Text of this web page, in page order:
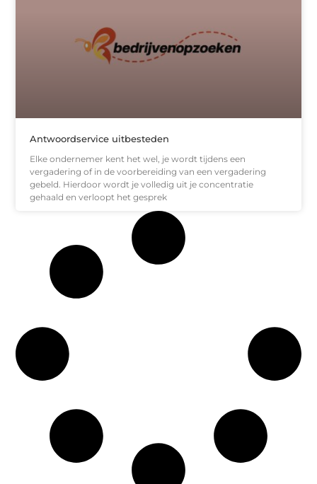
Antwoordservice uitbesteden
Elke ondernemer kent het wel, je wordt tijdens een
vergadering of in de voorbereiding van een vergadering
gebeld. Hierdoor wordt je volledig uit je concentratie
gehaald en verloopt het gesprek